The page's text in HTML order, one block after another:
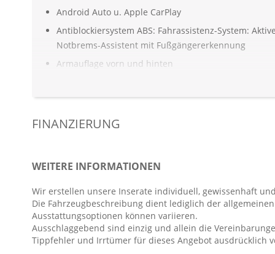
Android Auto u. Apple CarPlay
Antiblockiersystem ABS: Fahrassistenz-System:
Notbrems-Assistent mit Fußgängererkennung
Armauflage vorn und hinten
Automatisch abblendender Innenspiegel
Außenspiegel elekt. verstell- & anklappbar, beheizt
Digitaler Radioempfang DAB
Digitales Kombiinstrument
Einparkhilfe vorn und hinten
Elektr. Stabilitätsprogramm ESP
Fahrer- /Beifahrerairbag
FINANZIERUNG
WEITERE INFORMATIONEN
Wir erstellen unsere Inserate individuell, gewissenhaft
Die Fahrzeugbeschreibung dient lediglich der
Ausstattungsoptionen können variieren.
Ausschlaggebend sind einzig und allein die
Tippfehler und Irrtümer für dieses Angebot ausdrücklich